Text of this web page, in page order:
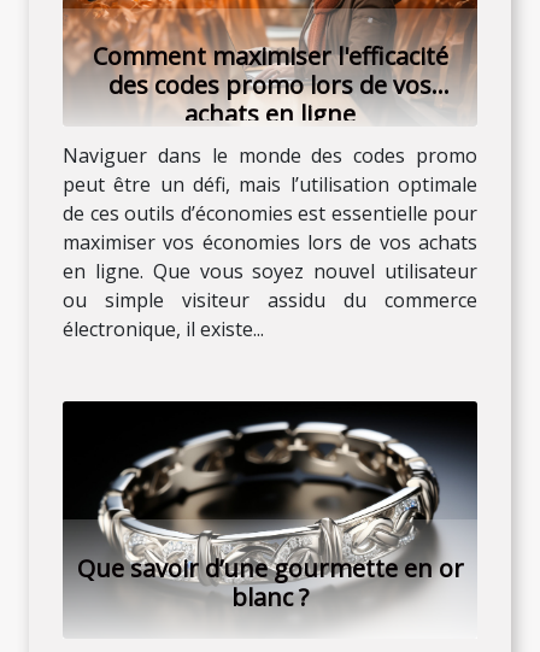
Comment maximiser l'efficacité
des codes promo lors de vos
achats en ligne
Naviguer dans le monde des codes promo
peut être un défi, mais l’utilisation optimale
de ces outils d’économies est essentielle pour
maximiser vos économies lors de vos achats
en ligne. Que vous soyez nouvel utilisateur
ou simple visiteur assidu du commerce
électronique, il existe...
Que savoir d’une gourmette en or
blanc ?